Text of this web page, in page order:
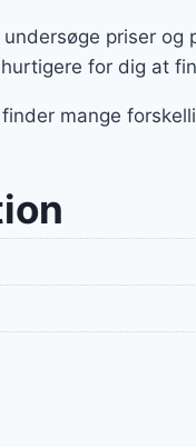
priser
for dig at
mange